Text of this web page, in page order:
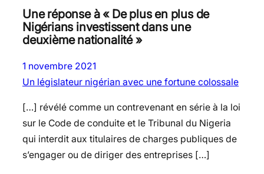
e
b
o
k
e
g
a
m
m
s
d
i
k
e
n
t
r
Une réponse à « De plus en plus de
Nigérians investissent dans une
deuxième nationalité »
1 novembre 2021
Un législateur nigérian avec une fortune colossale
[…] révélé comme un contrevenant en série à la loi
sur le Code de conduite et le Tribunal du Nigeria
qui interdit aux titulaires de charges publiques de
s’engager ou de diriger des entreprises […]